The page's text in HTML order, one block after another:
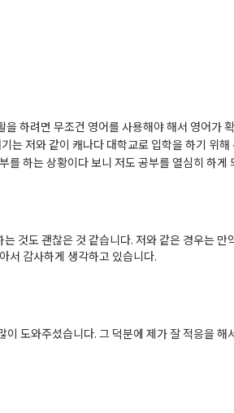
을하려면 무조건 영어를 사용해야해서 영어가
는저와같이 캐나다 대학교로 입학을하기 위해
를하는상황이다보니 저도공부를 열심히 하게
는 것도괜찮은 것 같습니다. 저와같은 경우는 만
서 감사하게 생각하고 있습니다.
이 도와주셨습니다. 그 덕분에 제가잘 적응을해